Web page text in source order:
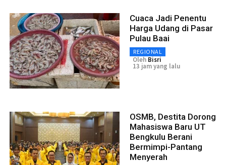
Cuaca Jadi Penentu
Harga Udang di Pasar
Pulau Baai
REGIONAL
Oleh Bisri
13 jam yang lalu
OSMB, Destita Dorong
Mahasiswa Baru UT
Bengkulu Berani
Bermimpi-Pantang
Menyerah